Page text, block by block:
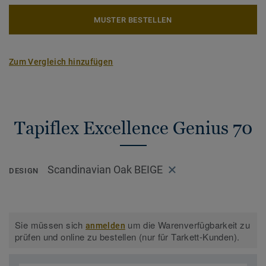
MUSTER BESTELLEN
Zum Vergleich hinzufügen
Tapiflex Excellence Genius 70
DESIGN Scandinavian Oak BEIGE
Sie müssen sichanmelden um die Warenverfügbarkeit zu
prüfen und online zu bestellen (nur für Tarkett-Kunden).